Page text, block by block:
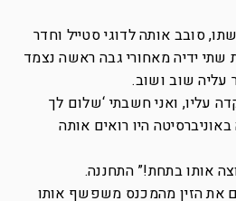
סובב אותה לדוגי סטייל וחדר
ידיה מאחורי גבה ראשה נצמד
עליה שוב ושוב.
עליו, ואני חשבתי ‘שלום לך
באוניברסיטה היו רואים אותה
אותו בתחת!” התחננה.
את הזין מהמכנס משפשף אותו